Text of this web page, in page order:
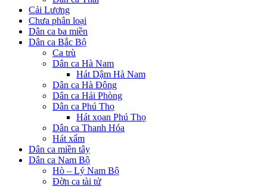
Cải Lương
Chưa phân loại
Dân ca ba miền
Dân ca Bắc Bộ
Ca trù
Dân ca Hà Nam
Hát Dậm Hà Nam
Dân ca Hà Đông
Dân ca Hải Phòng
Dân ca Phú Thọ
Hát xoan Phú Thọ
Dân ca Thanh Hóa
Hát xẩm
Dân ca miền tây
Dân ca Nam Bộ
Hò – Lý Nam Bộ
Đờn ca tài tử